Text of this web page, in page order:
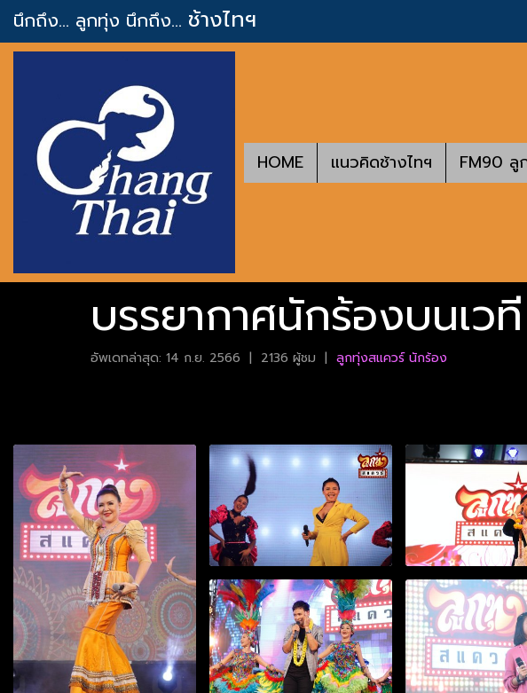
นึกถึง... ลูกทุ่ง นึกถึง... ช้างไทฯ
HOME แนวคิดช้างไทฯ FM90 ลู
บรรยากาศนักร้องบนเ
อัพเดทล่าสุด: 14 ก.ย. 2566 | 2136 ผู้ชม | ลูกทุ่งสแควร์ นักร้อง